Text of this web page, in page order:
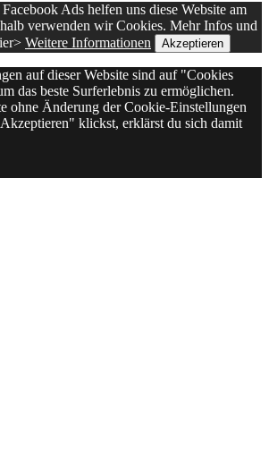
Ads helfen uns diese Website am
verwenden wir Cookies. Mehr Infos und
Weitere Informationen Akzeptieren
auf dieser Website sind auf "Cookies
das beste Surferlebnis zu ermöglichen.
ohne Änderung der Cookie-Einstellungen
klickst, erklärst du sich damit